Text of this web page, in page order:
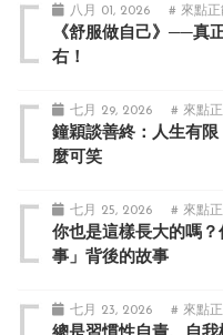
八月 01, 2026 # 來點正
《舒服做自己》──真
右！
七月 29, 2026 # 來點
鐘穎談善終：人生有
麼可笑
七月 25, 2026 # 來點
你也是這樣長大的嗎
事」背後的故事
七月 23, 2026 # 來點